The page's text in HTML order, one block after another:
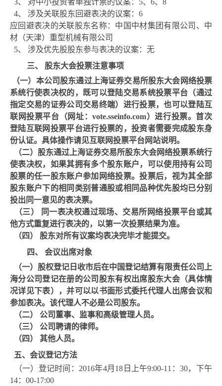
3、 对中小投资者单独计票的议案： 5、6、8
4、 涉及关联股东回避表决的议案： 6
应回避表决的关联股东名称： 中国中材集团有限公司、中
材（天津）重型机械有限公司
5、 涉及优先股股东参与表决的议案： 无
三、 股东大会投票注意事项
（一）本公司股东通过上海证券交易所股东大会网络投票
系统行使表决权的，既可以登陆交易系统投票平台（通过
指定交易的证券公司交易终端）进行投票，也可以登陆互
联网投票平台（网址：vote.sseinfo.com）进行投票。首次
登陆互联网投票平台进行投票的，投资者需要完成股东身
份认证。具体操作请见互联网投票平台网站说明。
（二）股东通过上海证券交易所股东大会网络投票系统行
使表决权，如果其拥有多个股东账户，可以使用持有公司
股票的任一股东账户参加网络投票。投票后，视为其全部
股东账户下的相同类别普通股或相同品种优先股均已分别
投出同一意见的表决票。
（三） 同一表决权通过现场、交易所网络投票平台或其
他方式重复进行表决的，以第一次投票结果为准。
（四） 股东对所有议案均表决完毕才能提交。
四、 会议出席对象
（一）股权登记日收市后在中国登记结算有限责任公司上
海分公司登记在册的公司股东有权出席股东大会（具体情
况详见下表），并可以以书面形式委托代理人出席会议和
参加表决。该代理人不必是公司股东。
（二） 公司董事、监事和高级管理人员。
（三） 公司聘请的律师。
（四） 其他人员。
五、 会议登记方法
（一）登记时间： 2016年4月18日上午9:00-11：30，下午
14：00-17:00